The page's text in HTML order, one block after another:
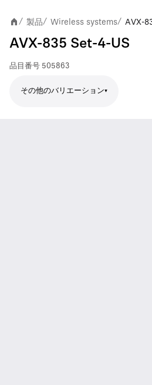
/ 製品/ Wireless systems/ AVX-
AVX-835 Set-4-US
品目番号 505863
その他のバリエーション